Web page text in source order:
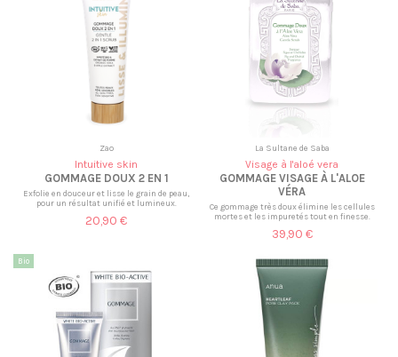
Zao
Intuitive skin
GOMMAGE DOUX 2 EN 1
Exfolie en douceur et lisse le grain de peau,
pour un résultat unifié et lumineux.
20,90 €
La Sultane de Saba
Visage à l'aloé vera
GOMMAGE VISAGE À L'ALOE
VÉRA
Ce gommage très doux élimine les cellules
mortes et les impuretés tout en finesse.
39,90 €
Bio